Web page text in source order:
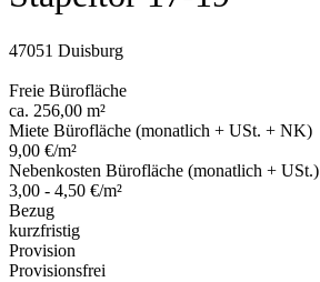
47051 Duisburg
Freie Bürofläche
ca. 256,00 m²
Miete Bürofläche (monatlich + USt. + NK)
9,00 €/m²
Nebenkosten Bürofläche (monatlich + USt.)
3,00 - 4,50 €/m²
Bezug
kurzfristig
Provision
Provisionsfrei